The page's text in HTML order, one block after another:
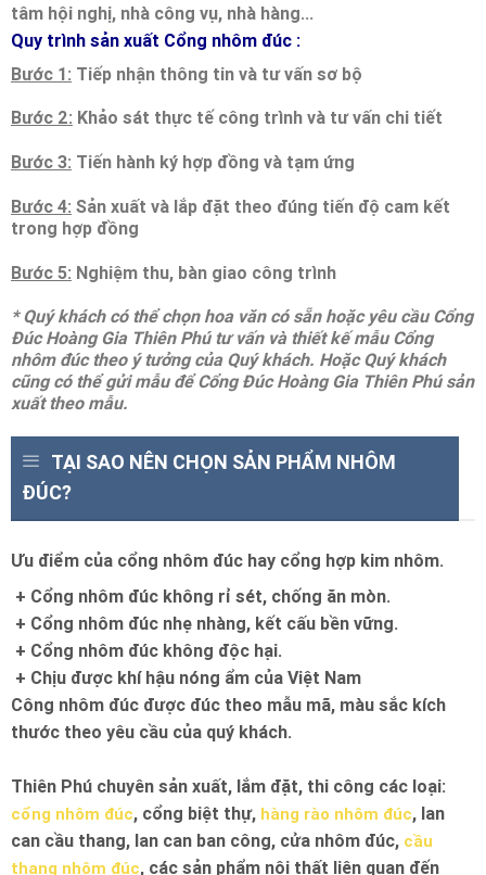
tâm hội nghị, nhà công vụ, nhà hàng...
Quy trình sản xuất Cổng nhôm đúc :
Bước 1: Tiếp nhận thông tin và tư vấn sơ bộ
Bước 2: Khảo sát thực tế công trình và tư vấn chi tiết
Bước 3: Tiến hành ký hợp đồng và tạm ứng
Bước 4: Sản xuất và lắp đặt theo đúng tiến độ cam kết
trong hợp đồng
Bước 5: Nghiệm thu, bàn giao công trình
* Quý khách có thể chọn hoa văn có sẵn hoặc yêu cầu Cổng
Đúc Hoàng Gia Thiên Phú tư vấn và thiết kế mẫu Cổng
nhôm đúc theo ý tưởng của Quý khách. Hoặc Quý khách
cũng có thể gửi mẫu để Cổng Đúc Hoàng Gia Thiên Phú sản
xuất theo mẫu.
TẠI SAO NÊN CHỌN SẢN PHẨM NHÔM
ĐÚC?
Ưu điểm của cổng nhôm đúc hay cổng hợp kim nhôm.
+ Cổng nhôm đúc không rỉ sét, chống ăn mòn.
+ Cổng nhôm đúc nhẹ nhàng, kết cấu bền vững.
+ Cổng nhôm đúc không độc hại.
+ Chịu được khí hậu nóng ẩm của Việt Nam
Công nhôm đúc được đúc theo mẫu mã, màu sắc kích
thước theo yêu cầu của quý khách.
Thiên Phú chuyên sản xuất, lắm đặt, thi công các loại:
cổng nhôm đúc, cổng biệt thự, hàng rào nhôm đúc, lan
can cầu thang, lan can ban công, cửa nhôm đúc, cầu
thang nhôm đúc, các sản phẩm nội thất liên quan đến